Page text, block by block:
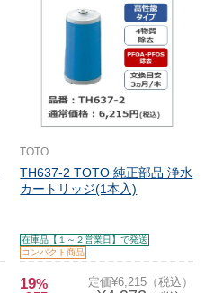
TOTO
TH637-2 TOTO 純正部品 浄水
カートリッジ(1本入)
在庫品【１～２営業日】で発送
コンパクト商品
19% 定価¥6,215（税込）